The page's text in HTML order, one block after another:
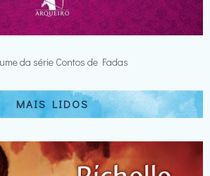
da série Contos de Fadas
MAIS LIDOS